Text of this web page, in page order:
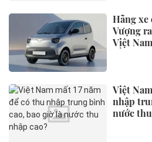
Hãng xe
Vượng
Việt
Việt
nhập
nước